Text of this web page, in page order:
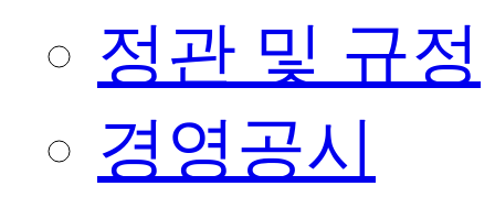
정관 및 규정
경영공시